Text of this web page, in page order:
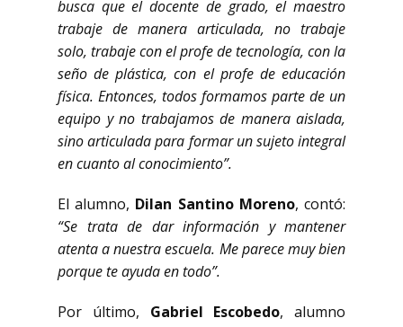
busca que el docente de grado, el maestro
trabaje de manera articulada, no trabaje
solo, trabaje con el profe de tecnología, con la
seño de plástica, con el profe de educación
física. Entonces, todos formamos parte de un
equipo y no trabajamos de manera aislada,
sino articulada para formar un sujeto integral
en cuanto al conocimiento”.
El alumno, Dilan Santino Moreno, contó:
“Se trata de dar información y mantener
atenta a nuestra escuela. Me parece muy bien
porque te ayuda en todo”.
Por último, Gabriel Escobedo, alumno